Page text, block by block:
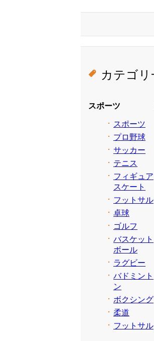
カテゴリ
スポーツ
スポーツ
プロ野球
サッカー
テニス
フィギュア
スケート
フットサル
卓球
ゴルフ
バスケット
ボール
ラグビー
バドミント
ン
ボクシング
柔道
フットサル